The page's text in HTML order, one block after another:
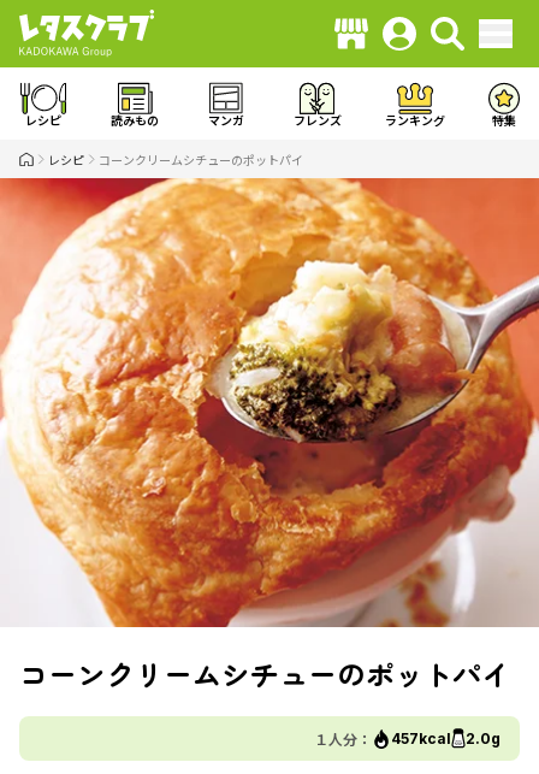
レシピ 読みもの マンガ フレンズ ランキング 特集
レシピ コーンクリームシチューのポットパイ
コーンクリームシチューのポットパイ
１人分： 457kcal 2.0g